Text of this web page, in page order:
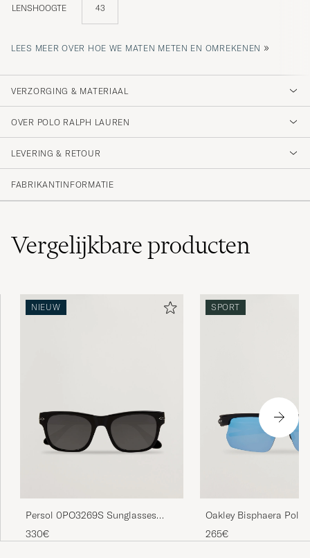
LENSHOOGTE 43
LEES MEER OVER HOE WE MATEN METEN EN OMREKENEN »
VERZORGING & MATERIAAL
OVER POLO RALPH LAUREN
LEVERING & RETOUR
FABRIKANTINFORMATIE
Vergelijkbareproducten
NIEUW
Persol 0PO3269S Sunglasses
Black
330€
SPORT
Oakley Bisphaera
Sunglasses Matte Black
265€